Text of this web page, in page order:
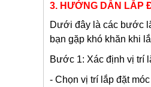
3. HƯỚNG DẪN LẮP
Dưới đây là các bước
bạn gặp khó khăn khi
Bước 1: Xác định vị trí
- Chọn vị trí lắp đặt